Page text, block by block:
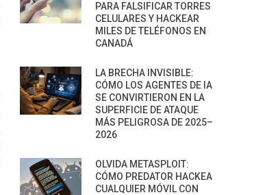
PARA FALSIFICAR TORRES
CELULARES Y HACKEAR
MILES DE TELÉFONOS EN
CANADÁ
LA BRECHA INVISIBLE:
CÓMO LOS AGENTES DE IA
SE CONVIRTIERON EN LA
SUPERFICIE DE ATAQUE
MÁS PELIGROSA DE 2025–
2026
OLVIDA METASPLOIT:
CÓMO PREDATOR HACKEA
CUALQUIER MÓVIL CON